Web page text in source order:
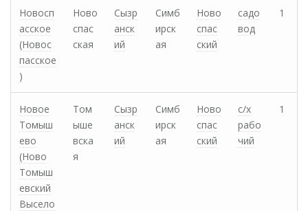
Новосп
асское
(Новос
пасское
)
Ново
спас
ская
Сызр
анск
ий
Симб
ирск
ая
Ново
спас
ский
садо
вод
1
Новое
Томыш
ево
(Ново
Томыш
евский
Высело
Том
ыше
вска
я
Сызр
анск
ий
Симб
ирск
ая
Ново
спас
ский
с/х
рабо
чий
1